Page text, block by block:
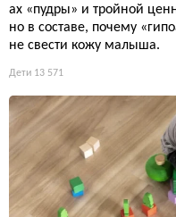
ах «пудры» и тройной
но в составе, почему
не свести кожу малыша.
Дети 13 571